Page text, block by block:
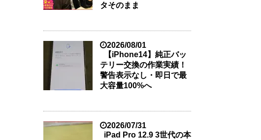
タそのまま
2026/08/01
【iPhone14】純正バッ
テリー交換の作業実績！
警告表示なし・即日で最
大容量100%へ
2026/07/31
iPad Pro 12.9 3世代の本